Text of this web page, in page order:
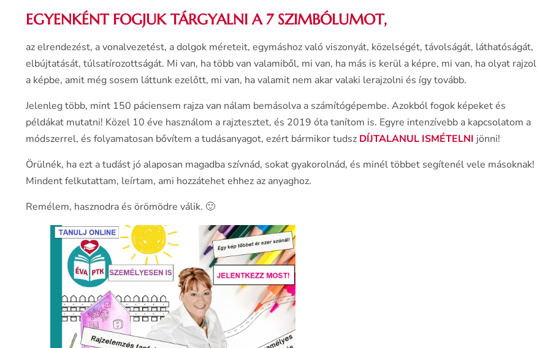
EGYENKÉNT FOGJUK TÁRGYALNI A 7 SZIMBÓLUMOT,
az elrendezést, a vonalvezetést, a dolgok méreteit, egymáshoz való viszonyát, közelségét, távolságát, láthatóságát,
elbújtatását, túlsatírozottságát. Mi van, ha több van valamiből, mi van, ha más is kerül a képre, mi van, ha olyat rajzol
a képbe, amit még sosem láttunk ezelőtt, mi van, ha valamit nem akar valaki lerajzolni és így tovább.
Jelenleg több, mint 150 páciensem rajza van nálam bemásolva a számítógépembe. Azokból fogok képeket és
példákat mutatni! Közel 10 éve használom a rajztesztet, és 2019 óta tanítom is. Egyre intenzívebb a kapcsolatom a
módszerrel, és folyamatosan bővítem a tudásanyagot, ezért bármikor tudsz DÍJTALANUL ISMÉTELNI jönni!
Örülnék, ha ezt a tudást jó alaposan magadba szívnád, sokat gyakorolnád, és minél többet segítenél vele másoknak!
Mindent felkutattam, leírtam, ami hozzátehet ehhez az anyaghoz.
Remélem, hasznodra és örömödre válik. 🙂